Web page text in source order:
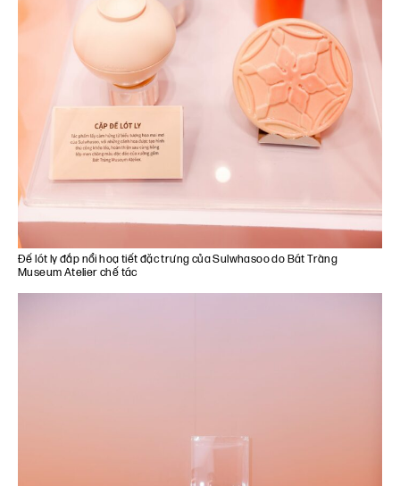
Đế lót ly đắp nổi hoạ tiết đặc trưng của Sulwhasoo do Bát Tràng
Museum Atelier chế tác